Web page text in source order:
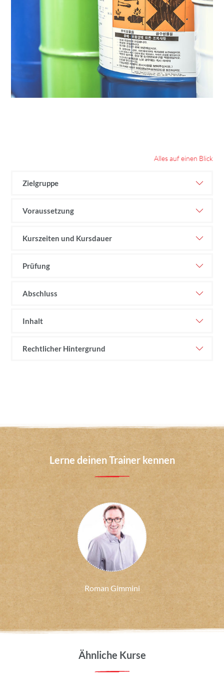
Alles auf einen Blick
Zielgruppe
Voraussetzung
Kurszeiten und Kursdauer
Prüfung
Abschluss
Inhalt
Rechtlicher Hintergrund
Lerne deinen Trainer kennen
Roman Gimmini
Ähnliche Kurse